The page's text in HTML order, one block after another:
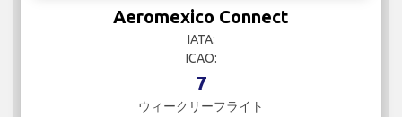
Aeromexico Connect
IATA:
ICAO:
7
ウィークリーフライト